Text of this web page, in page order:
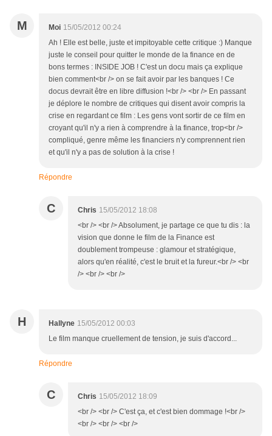
M Moi 15/05/2012 00:24
Ah ! Elle est belle, juste et impitoyable cette critique :) Manque
juste le conseil pour quitter le monde de la finance en de
bons termes : INSIDE JOB ! C'est un docu mais ça explique
bien comment<br /> on se fait avoir par les banques ! Ce
docus devrait être en libre diffusion !<br /> <br /> En passant
je déplore le nombre de critiques qui disent avoir compris la
crise en regardant ce film : Les gens vont sortir de ce film en
croyant qu'il n'y a rien à comprendre à la finance, trop<br />
compliqué, genre même les financiers n'y comprennent rien
et qu'il n'y a pas de solution à la crise !
Répondre
C Chris 15/05/2012 18:08
<br /> <br /> Absolument, je partage ce que tu dis : la
vision que donne le film de la Finance est
doublement trompeuse : glamour et stratégique,
alors qu'en réalité, c'est le bruit et la fureur.<br /> <br
/> <br /> <br />
H Hallyne 15/05/2012 00:03
Le film manque cruellement de tension, je suis d'accord...
Répondre
C Chris 15/05/2012 18:09
<br /> <br /> C'est ça, et c'est bien dommage !<br />
<br /> <br /> <br />